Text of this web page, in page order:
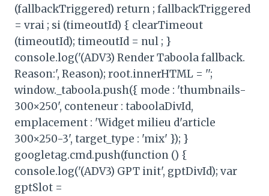
(fallbackTriggered) return ; fallbackTriggered
= vrai ; si (timeoutId) { clearTimeout
(timeoutId); timeoutId = nul ; }
console.log('(ADV3) Render Taboola fallback.
Reason:', Reason); root.innerHTML = '';
window._taboola.push({ mode : 'thumbnails-
300×250', conteneur : taboolaDivId,
emplacement : 'Widget milieu d'article
300×250-3', target_type : 'mix' }); }
googletag.cmd.push(function () {
console.log('(ADV3) GPT init', gptDivId); var
gptSlot =